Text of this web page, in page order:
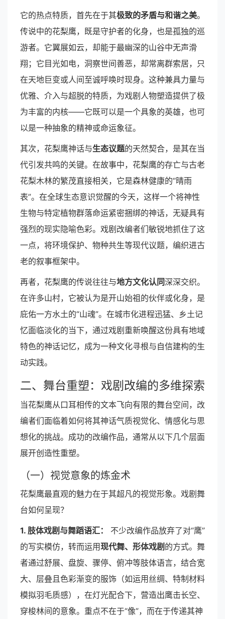
它的热点特质，首先在于其极致的矛盾与和谐之美。
传说中的花梨鹰，既是守护者的化身，也是孤独的巡
游者。它翼展如云，却能于最幽深的山谷中无声滑
翔；它目光如电，洞察世间善恶，却常离群索居，只
在天地巨变或人间至诚呼唤时现身。这种兼具力量与
优雅、介入与超脱的特质，为戏剧人物塑造提供了极
为丰富的内核——它既可以是一个具象的英雄，也可
以是一种抽象的精神或命运象征。
其次，花梨鹰神话与生态议题的天然契合，是其在当
代引发共鸣的关键。在故事中，花梨鹰的存亡与古老
花梨木林的繁茂直接相关，它是森林健康的“晴雨
表”。在全球生态意识觉醒的今天，这样一个将神性
生物与特定植物群落命运紧密捆绑的神话，无疑具有
强烈的现实隐喻色彩。戏剧改编者们敏锐地抓住了这
一点，将环境保护、物种共生等现代议题，编织进古
老的叙事框架中。
再者，花梨鹰的传说往往与地方文化认同深深交织。
在许多山村，它被认为是开山始祖的伙伴或化身，是
庇佑一方水土的“山魂”。在城市化进程迅猛、乡土记
忆面临淡化的当下，通过戏剧重新唤醒这份具有地域
特色的神话记忆，成为一种文化寻根与自信建构的生
动实践。
二、舞台重塑：戏剧改编的多维探索
当花梨鹰从口耳相传的文本飞向有限的舞台空间，改
编者们面临着如何将其神话气质视觉化、情感化与思
想化的挑战。成功的改编作品，通常从以下几个层面
展开创造性重塑。
（一）视觉意象的炼金术
花梨鹰最直观的魅力在于其超凡的视觉形象。戏剧舞
台如何呈现？
1. 肢体戏剧与舞蹈语汇：
不少改编作品放弃了对“鹰”
的写实模仿，转而运用现代舞、形体戏剧 的方式。舞
者通过舒展、盘旋、骤停、俯冲等肢体语言，结合宽
大、层叠且色彩渐变的服饰（如运用丝绸、特制材料
模拟羽毛质感），在灯光配合下，营造出鹰击长空、
穿梭林间的意象。重点不在于“像”，而在于传递其神